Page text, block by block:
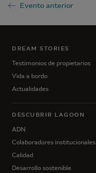
Evento anterior
DREAM STORIES
Testimonios de propietarios
Vida a bordo
Actualidades
DESCUBRIR LAGOON
ADN
Colaboradores institucionales
Calidad
Desarrollo sostenible